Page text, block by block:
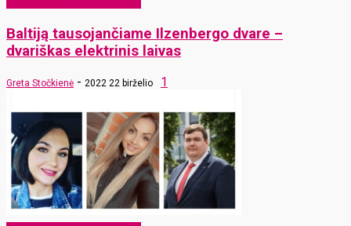
Baltiją tausojančiame Ilzenbergo dvare –
dvariškas elektrinis laivas
Greta Stočkienė - 2022 22 birželio 1